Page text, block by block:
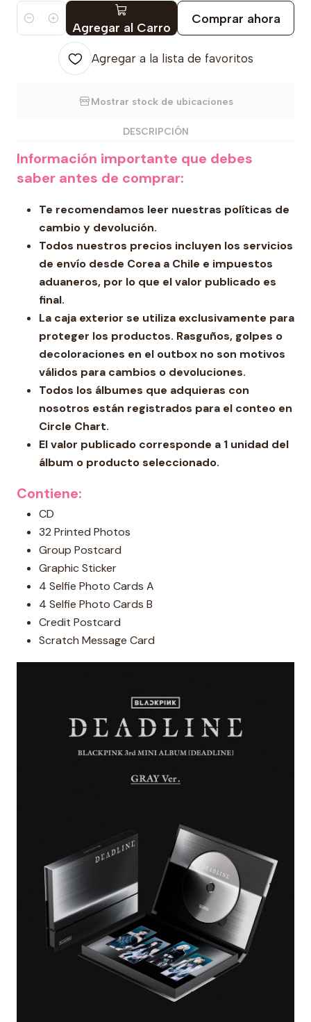
Cantidad Agregar al Carro
Comprar ahora
Agregar a la lista de favoritos
Mostrar stock de ubicaciones
DESCRIPCIÓN
Información importante que debes
saber antes de comprar:
Te recomendamos leer nuestras políticas de
cambio y devolución.
Todos nuestros precios incluyen los servicios
de envío desde Corea a Chile e impuestos
aduaneros, por lo que el valor publicado es
final.
La caja exterior se utiliza exclusivamente para
proteger los productos. Rasguños, golpes o
decoloraciones en el outbox no son motivos
válidos para cambios o devoluciones.
Todos los álbumes que adquieras con
nosotros están registrados para el conteo en
Circle Chart.
El valor publicado corresponde a 1 unidad del
álbum o producto seleccionado.
Contiene:
CD
32 Printed Photos
Group Postcard
Graphic Sticker
4 Selfie Photo Cards A
4 Selfie Photo Cards B
Credit Postcard
Scratch Message Card